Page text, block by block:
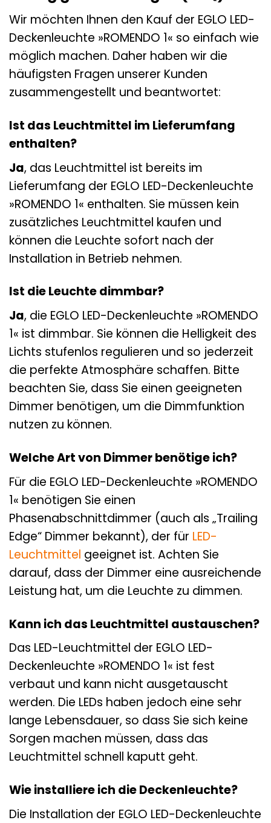
Wir möchten Ihnen den Kauf der EGLO LED-
Deckenleuchte »ROMENDO 1« so einfach wie
möglich machen. Daher haben wir die
häufigsten Fragen unserer Kunden
zusammengestellt und beantwortet:
Ist das Leuchtmittel im Lieferumfang
enthalten?
Ja, das Leuchtmittel ist bereits im
Lieferumfang der EGLO LED-Deckenleuchte
»ROMENDO 1« enthalten. Sie müssen kein
zusätzliches Leuchtmittel kaufen und
können die Leuchte sofort nach der
Installation in Betrieb nehmen.
Ist die Leuchte dimmbar?
Ja, die EGLO LED-Deckenleuchte »ROMENDO
1« ist dimmbar. Sie können die Helligkeit des
Lichts stufenlos regulieren und so jederzeit
die perfekte Atmosphäre schaffen. Bitte
beachten Sie, dass Sie einen geeigneten
Dimmer benötigen, um die Dimmfunktion
nutzen zu können.
Welche Art von Dimmer benötige ich?
Für die EGLO LED-Deckenleuchte »ROMENDO
1« benötigen Sie einen
Phasenabschnittdimmer (auch als „Trailing
Edge“ Dimmer bekannt), der für LED-
Leuchtmittel geeignet ist. Achten Sie
darauf, dass der Dimmer eine ausreichende
Leistung hat, um die Leuchte zu dimmen.
Kann ich das Leuchtmittel austauschen?
Das LED-Leuchtmittel der EGLO LED-
Deckenleuchte »ROMENDO 1« ist fest
verbaut und kann nicht ausgetauscht
werden. Die LEDs haben jedoch eine sehr
lange Lebensdauer, so dass Sie sich keine
Sorgen machen müssen, dass das
Leuchtmittel schnell kaputt geht.
Wie installiere ich die Deckenleuchte?
Die Installation der EGLO LED-Deckenleuchte